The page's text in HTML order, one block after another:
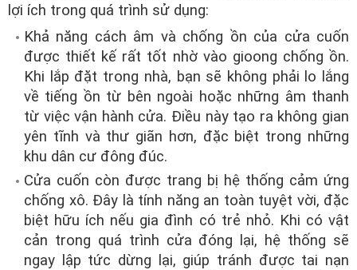
lợi ích trong quá trình sử dụng:
Khả năng cách âm và chống ồn của cửa cuốn
được thiết kế rất tốt nhờ vào gioong chống ồn.
Khi lắp đặt trong nhà, bạn sẽ không phải lo lắng
về tiếng ồn từ bên ngoài hoặc những âm thanh
từ việc vận hành cửa. Điều này tạo ra không gian
yên tĩnh và thư giãn hơn, đặc biệt trong những
khu dân cư đông đúc.
Cửa cuốn còn được trang bị hệ thống cảm ứng
chống xô. Đây là tính năng an toàn tuyệt vời, đặc
biệt hữu ích nếu gia đình có trẻ nhỏ. Khi có vật
cản trong quá trình cửa đóng lại, hệ thống sẽ
ngay lập tức dừng lại, giúp tránh được tai nạn